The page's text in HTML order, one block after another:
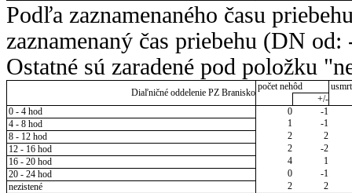
Podľa zaznamenaného času
zaznamenaný čas priebehu (DN
Ostatné sú zaradené pod položku
Diaľničné oddelenie PZ Branisko
počet nehôd
+/-
0 - 4 hod
0
-1
4 - 8 hod
1
-1
8 - 12 hod
2
2
12 - 16 hod
2
-2
16 - 20 hod
4
1
20 - 24 hod
0
-1
nezistené
2 2